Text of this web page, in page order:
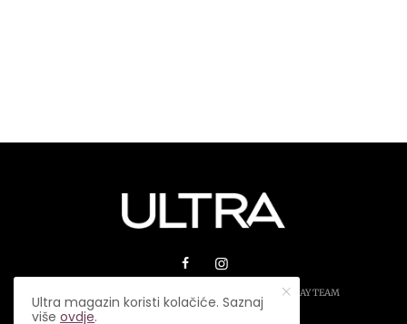
© 2026 ULTRA MAGAZIN. SVA PRAVA ZADRŽANA.PLAY TEAM
Ultra magazin koristi kolačiće. Saznaj
višeovdje.